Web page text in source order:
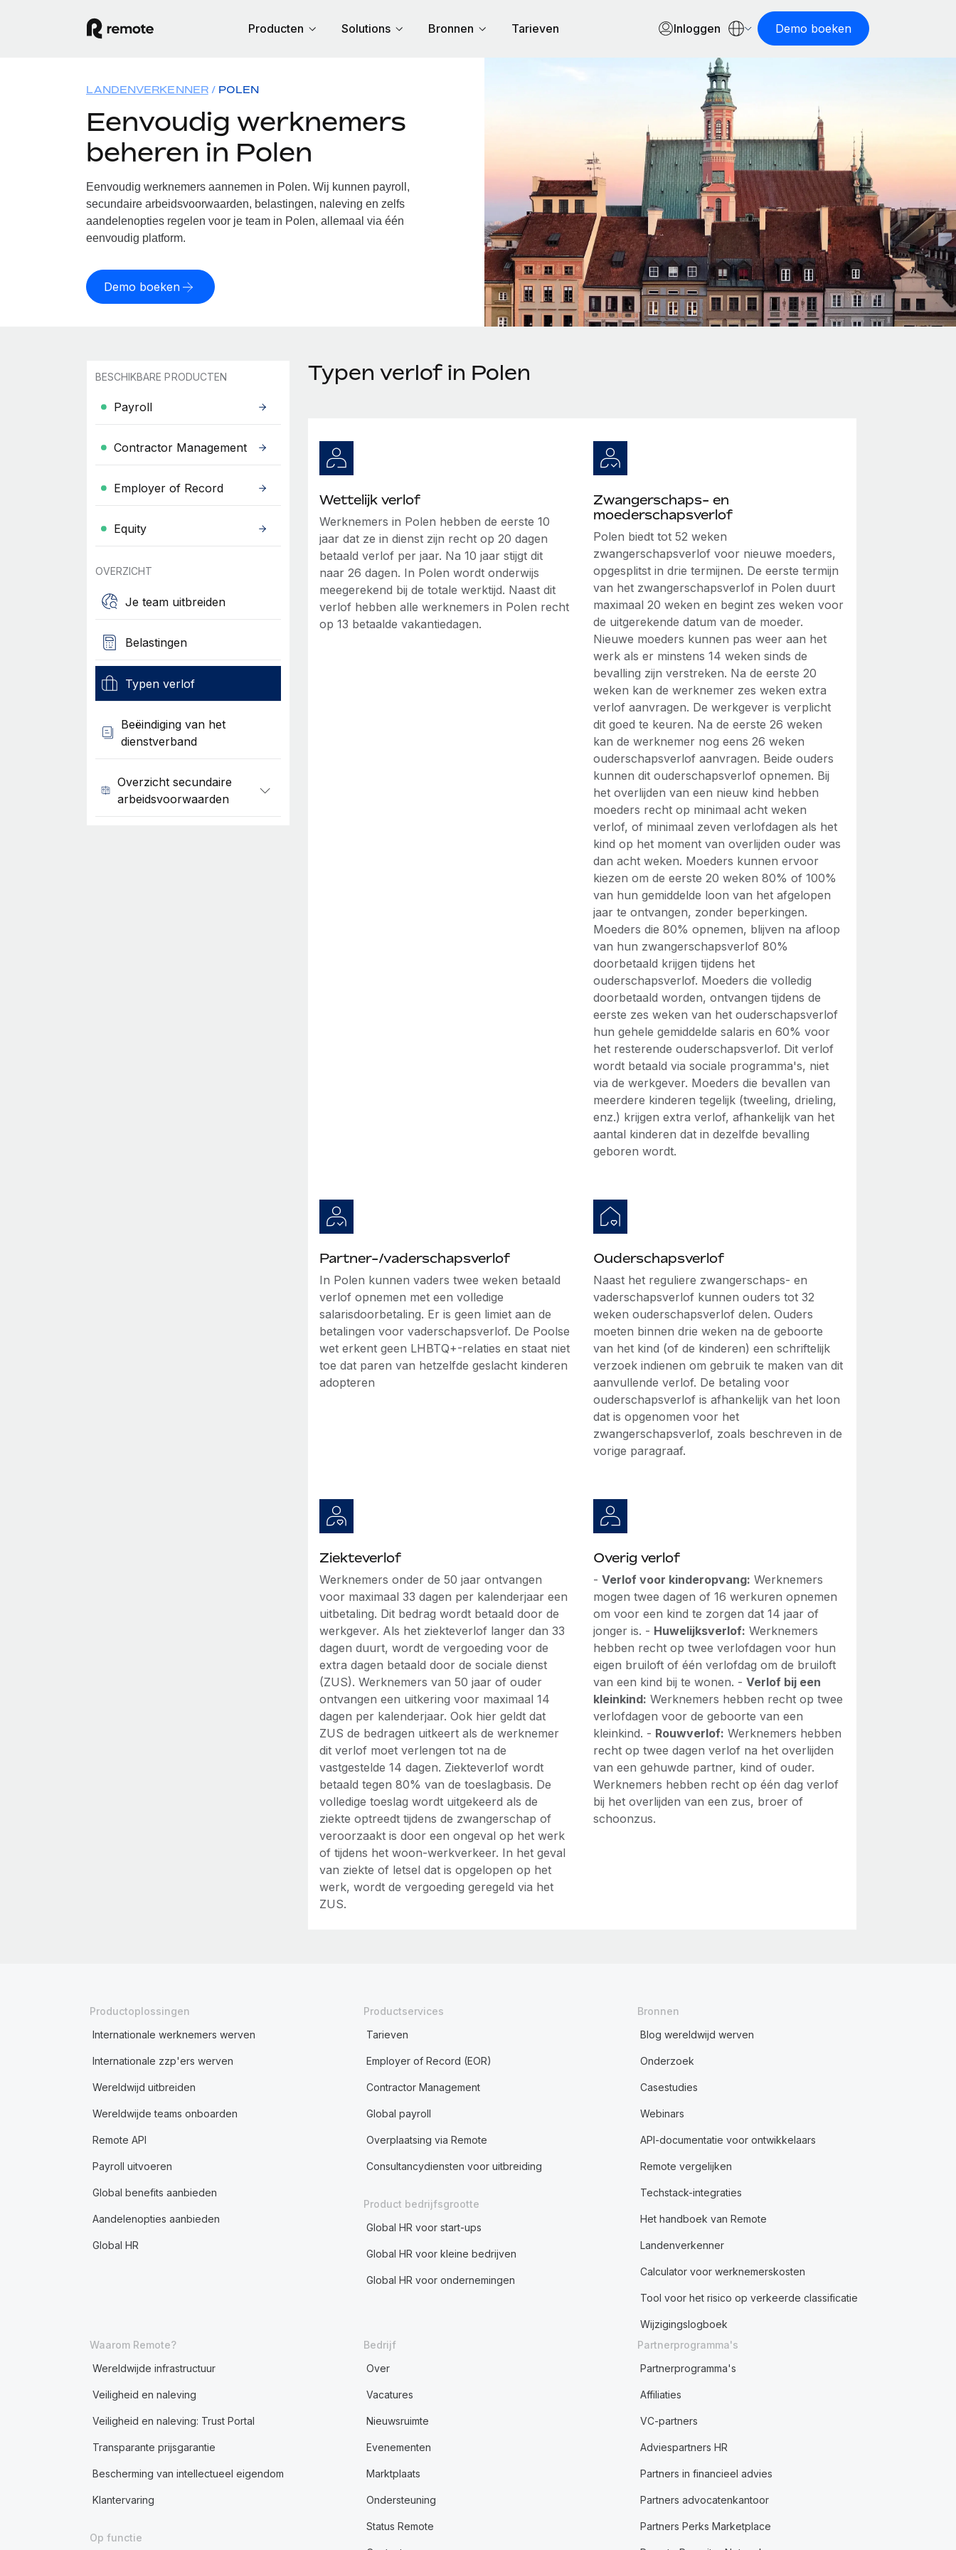
Producten Solutions Bronnen Tarieven Inloggen Demo boeken
LANDENVERKENNER POLEN
Eenvoudig werknemers
beheren in Polen
Eenvoudig werknemers aannemen in Polen. Wij kunnen payroll,
secundaire arbeidsvoorwaarden, belastingen, naleving en zelfs
aandelenopties regelen voor je team in Polen, allemaal via één
eenvoudig platform.
Demo boeken
BESCHIKBARE PRODUCTEN
Payroll
Contractor Management
Employer of Record
Equity
OVERZICHT
Je team uitbreiden
Belastingen
Typen verlof
Beëindiging van het
dienstverband
Overzicht secundaire
arbeidsvoorwaarden
Typen verlof in Polen
Wettelijk verlof
Werknemers in Polen hebben de eerste 10
jaar dat ze in dienst zijn recht op 20 dagen
betaald verlof per jaar. Na 10 jaar stijgt dit
naar 26 dagen. In Polen wordt onderwijs
meegerekend bij de totale werktijd. Naast dit
verlof hebben alle werknemers in Polen recht
op 13 betaalde vakantiedagen.
Zwangerschaps- en
moederschapsverlof
Polen biedt tot 52 weken
zwangerschapsverlof voor nieuwe moeders,
opgesplitst in drie termijnen. De eerste termijn
van het zwangerschapsverlof in Polen duurt
maximaal 20 weken en begint zes weken voor
de uitgerekende datum van de moeder.
Nieuwe moeders kunnen pas weer aan het
werk als er minstens 14 weken sinds de
bevalling zijn verstreken. Na de eerste 20
weken kan de werknemer zes weken extra
verlof aanvragen. De werkgever is verplicht
dit goed te keuren. Na de eerste 26 weken
kan de werknemer nog eens 26 weken
ouderschapsverlof aanvragen. Beide ouders
kunnen dit ouderschapsverlof opnemen. Bij
het overlijden van een nieuw kind hebben
moeders recht op minimaal acht weken
verlof, of minimaal zeven verlofdagen als het
kind op het moment van overlijden ouder was
dan acht weken. Moeders kunnen ervoor
kiezen om de eerste 20 weken 80% of 100%
van hun gemiddelde loon van het afgelopen
jaar te ontvangen, zonder beperkingen.
Moeders die 80% opnemen, blijven na afloop
van hun zwangerschapsverlof 80%
doorbetaald krijgen tijdens het
ouderschapsverlof. Moeders die volledig
doorbetaald worden, ontvangen tijdens de
eerste zes weken van het ouderschapsverlof
hun gehele gemiddelde salaris en 60% voor
het resterende ouderschapsverlof. Dit verlof
wordt betaald via sociale programma's, niet
via de werkgever. Moeders die bevallen van
meerdere kinderen tegelijk (tweeling, drieling,
enz.) krijgen extra verlof, afhankelijk van het
aantal kinderen dat in dezelfde bevalling
geboren wordt.
Partner-/vaderschapsverlof
In Polen kunnen vaders twee weken betaald
verlof opnemen met een volledige
salarisdoorbetaling. Er is geen limiet aan de
betalingen voor vaderschapsverlof. De Poolse
wet erkent geen LHBTQ+-relaties en staat niet
toe dat paren van hetzelfde geslacht kinderen
adopteren
Ouderschapsverlof
Naast het reguliere zwangerschaps- en
vaderschapsverlof kunnen ouders tot 32
weken ouderschapsverlof delen. Ouders
moeten binnen drie weken na de geboorte
van het kind (of de kinderen) een schriftelijk
verzoek indienen om gebruik te maken van dit
aanvullende verlof. De betaling voor
ouderschapsverlof is afhankelijk van het loon
dat is opgenomen voor het
zwangerschapsverlof, zoals beschreven in de
vorige paragraaf.
Ziekteverlof
Werknemers onder de 50 jaar ontvangen
voor maximaal 33 dagen per kalenderjaar een
uitbetaling. Dit bedrag wordt betaald door de
werkgever. Als het ziekteverlof langer dan 33
dagen duurt, wordt de vergoeding voor de
extra dagen betaald door de sociale dienst
(ZUS). Werknemers van 50 jaar of ouder
ontvangen een uitkering voor maximaal 14
dagen per kalenderjaar. Ook hier geldt dat
ZUS de bedragen uitkeert als de werknemer
dit verlof moet verlengen tot na de
vastgestelde 14 dagen. Ziekteverlof wordt
betaald tegen 80% van de toeslagbasis. De
volledige toeslag wordt uitgekeerd als de
ziekte optreedt tijdens de zwangerschap of
veroorzaakt is door een ongeval op het werk
of tijdens het woon-werkverkeer. In het geval
van ziekte of letsel dat is opgelopen op het
werk, wordt de vergoeding geregeld via het
ZUS.
Overig verlof
-Verlof voor kinderopvang: Werknemers
mogen twee dagen of 16 werkuren opnemen
om voor een kind te zorgen dat 14 jaar of
jonger is. - Huwelijksverlof: Werknemers
hebben recht op twee verlofdagen voor hun
eigen bruiloft of één verlofdag om de bruiloft
van een kind bij te wonen. -Verlof bij een
kleinkind: Werknemers hebben recht op twee
verlofdagen voor de geboorte van een
kleinkind. - Rouwverlof: Werknemers hebben
recht op twee dagen verlof na het overlijden
van een gehuwde partner, kind of ouder.
Werknemers hebben recht op één dag verlof
bij het overlijden van een zus, broer of
schoonzus.
Productoplossingen
Internationale werknemers werven
Internationale zzp'ers werven
Wereldwijd uitbreiden
Wereldwijde teams onboarden
Remote API
Payroll uitvoeren
Global benefits aanbieden
Aandelenopties aanbieden
Global HR
Productservices
Tarieven
Employer of Record (EOR)
Contractor Management
Global payroll
Overplaatsing via Remote
Consultancydiensten voor uitbreiding
Product bedrijfsgrootte
Global HR voor start-ups
Global HR voor kleine bedrijven
Global HR voor ondernemingen
Bronnen
Blog wereldwijd werven
Onderzoek
Casestudies
Webinars
API-documentatie voor ontwikkelaars
Remote vergelijken
Techstack-integraties
Het handboek van Remote
Landenverkenner
Calculator voor werknemerskosten
Tool voor het risico op verkeerde classificatie
Wijzigingslogboek
Waarom Remote?
Wereldwijde infrastructuur
Veiligheid en naleving
Veiligheid en naleving: Trust Portal
Transparante prijsgarantie
Bescherming van intellectueel eigendom
Klantervaring
Op functie
Bedrijf
Over
Vacatures
Nieuwsruimte
Evenementen
Marktplaats
Ondersteuning
Status Remote
Partnerprogramma's
Partnerprogramma's
Affiliaties
VC-partners
Adviespartners HR
Partners in financieel advies
Partners advocatenkantoor
Partners Perks Marketplace